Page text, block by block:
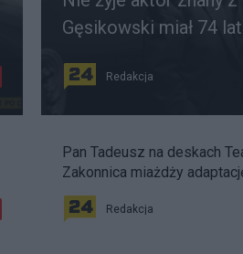
Gęsikowski miał 74
Redakcja
Pan Tadeusz na deskach
Zakonnica miażdży
Redakcja